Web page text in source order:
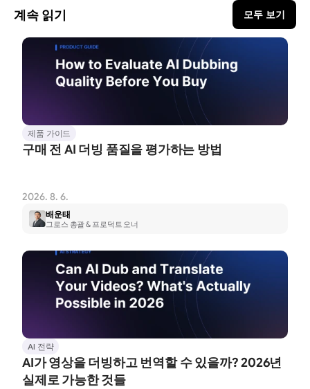
계속 읽기 모두 보기
제품 가이드
구매 전 AI 더빙 품질을 평가하는 방법
2026. 8. 6.
배운태
그로스 총괄 & 프로덕트 오너
AI 전략
AI가 영상을 더빙하고 번역할 수 있을까? 2026년
실제로 가능한 것들